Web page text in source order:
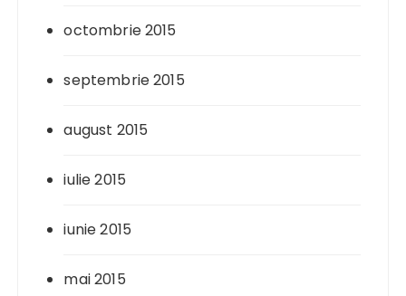
octombrie 2015
septembrie 2015
august 2015
iulie 2015
iunie 2015
mai 2015